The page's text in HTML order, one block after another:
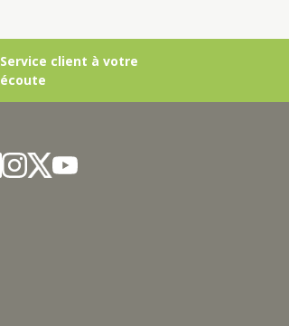
Service client à votre
écoute